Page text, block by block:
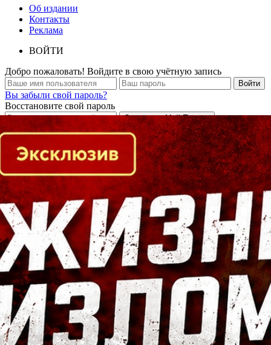
Об издании
Контакты
Реклама
ВОЙТИ
Добро пожаловать! Войдите в свою учётную запись
Вы забыли свой пароль?
Восстановите свой пароль
Кто есть кто в Байкальском регионе